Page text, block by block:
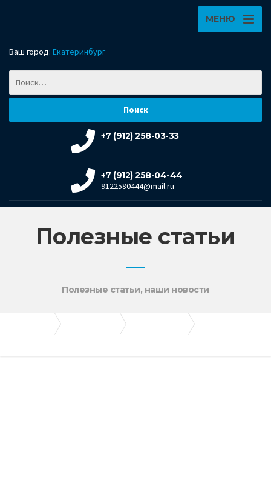
Ваш город: Екатеринбург
МЕНЮ
+7 (912) 258-03-33
+7 (912) 258-04-44
9122580444@mail.ru
Полезные статьи
Полезные статьи, наши новости